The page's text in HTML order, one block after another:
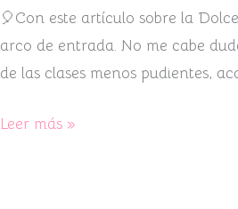
🎈Con este artículo sobre la
arco de entrada. No me cabe
de las clases menos pudientes,
il
Trastevere
💞
Leer más »